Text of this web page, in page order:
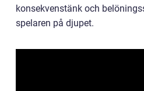
konsekvenstänk och
spelaren på djupet.